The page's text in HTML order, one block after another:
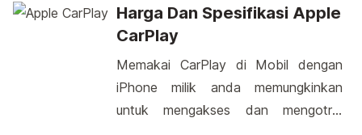
mudah. Aplikasi […]
Android adalah dengan menggunakan
sidik jari. Dengan metode ini, Anda
memiliki akses penuh ke ponsel pintar
Anda. Penggunaan sidik jari sebagai
kunci ponsel adalah langkah ke
Harga Dan Spesifikasi Apple
CarPlay
Memakai CarPlay di Mobil dengan
iPhone milik anda memungkinkan
untuk mengakses dan mengotrol